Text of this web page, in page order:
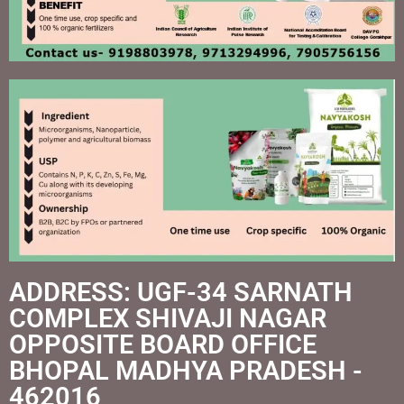
ADDRESS: UGF-34 SARNATH
COMPLEX SHIVAJI NAGAR
OPPOSITE BOARD OFFICE
BHOPAL MADHYA PRADESH -
462016